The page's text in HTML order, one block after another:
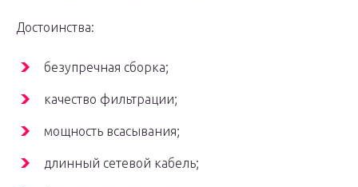
Достоинства:
безупречная сборка;
качество фильтрации;
мощность всасывания;
длинный сетевой кабель;